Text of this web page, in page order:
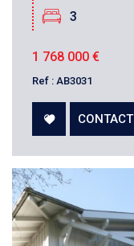
3
1 768 000 €
Ref : AB3031
CONTACT